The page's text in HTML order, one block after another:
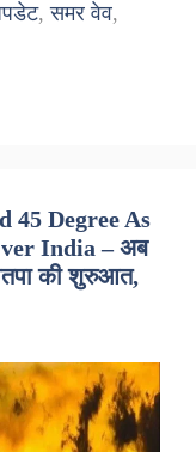
,समर वेव,
45 Degree As
India – अब
की शुरुआत,